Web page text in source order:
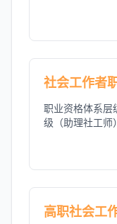
社会工作者
职业资格体系层
级（助理社工师
高职社会工